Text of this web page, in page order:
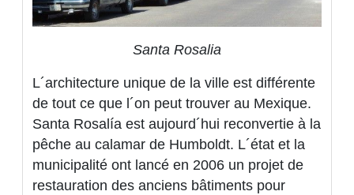
Santa Rosalia
L´architecture unique de la ville est différente
de tout ce que l´on peut trouver au Mexique.
Santa Rosalía est aujourd´hui reconvertie à la
pêche au calamar de Humboldt. L´état et la
municipalité ont lancé en 2006 un projet de
restauration des anciens bâtiments pour